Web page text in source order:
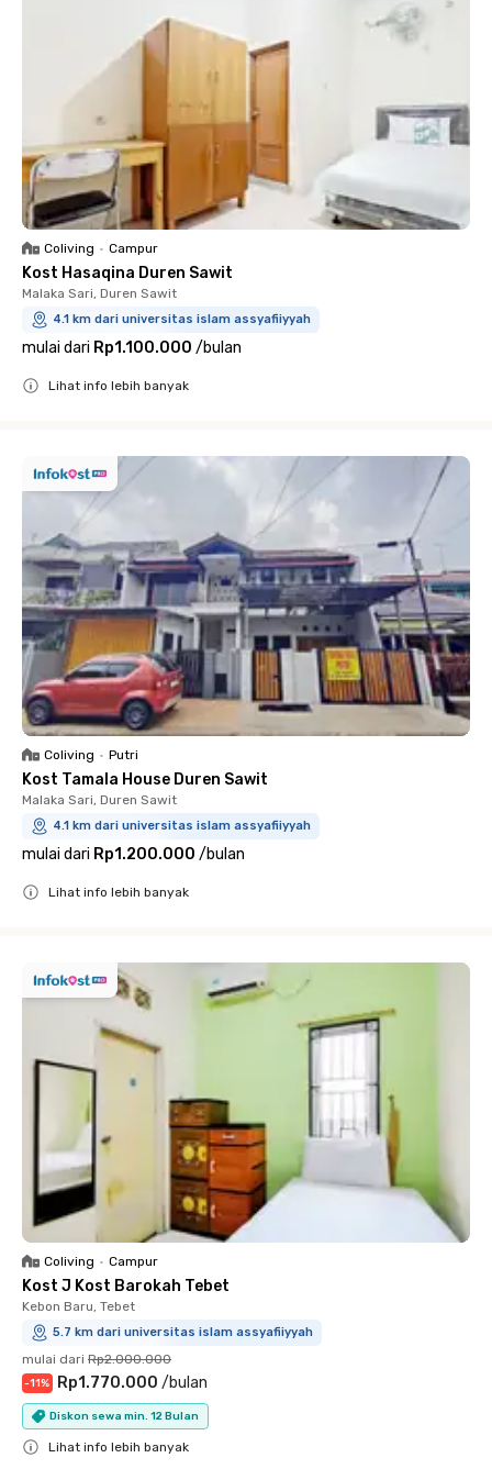
Coliving • Campur
Kost Hasaqina Duren Sawit
Malaka Sari, Duren Sawit
4.1 km dari universitas islam assyafiiyyah
mulai dari Rp1.100.000 /bulan
Lihat info lebih banyak
Coliving • Putri
Kost Tamala House Duren Sawit
Malaka Sari, Duren Sawit
4.1 km dari universitas islam assyafiiyyah
mulai dari Rp1.200.000 /bulan
Lihat info lebih banyak
Coliving • Campur
Kost J Kost Barokah Tebet
Kebon Baru, Tebet
5.7 km dari universitas islam assyafiiyyah
mulai dari Rp2.000.000
-11% Rp1.770.000 /bulan
Diskon sewa min. 12 Bulan
Lihat info lebih banyak